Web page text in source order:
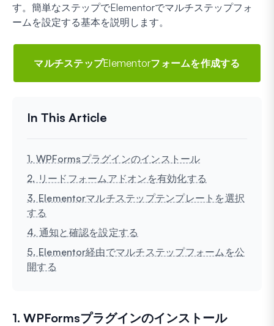
す。簡単なステップでElementorでマルチステップフォ
ームを設定する基本を説明します。
マルチステップElementorフォームを作成する
1. WPFormsプラグインのインストール
2. リードフォームアドオンを有効化する
3. Elementorマルチステップテンプレートを選択
する
4. 通知と確認を設定する
5. Elementor経由でマルチステップフォームを公
開する
1. WPFormsプラグインのインストール